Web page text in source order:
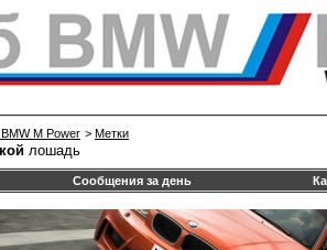
M Power > Метки
лошадь
Сообщения за день